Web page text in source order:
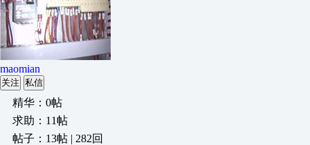
maomian
关注 私信
精华：0帖
求助：11帖
帖子：13帖 | 282回